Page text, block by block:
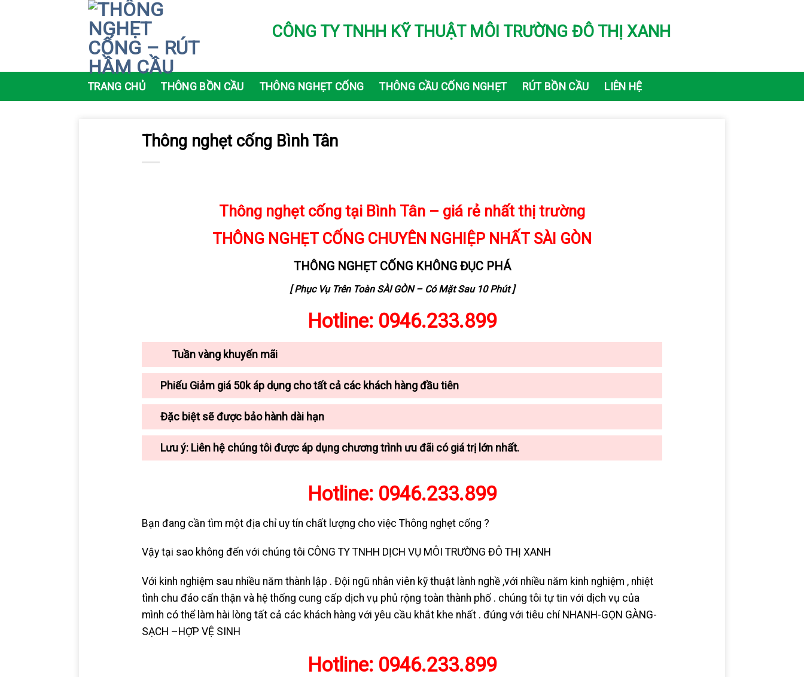
CÔNG TY TNHH KỸ THUẬT MÔI TRƯỜNG ĐÔ THỊ XANH
TRANG CHỦ THÔNG BỒN CẦU THÔNG NGHẸT CỐNG THÔNG CẦU CỐNG NGHẸT RÚT BỒN CẦU LIÊN HỆ
Thông nghẹt cống Bình Tân
Thông nghẹt cống tại Bình Tân – giá rẻ nhất thị trường
THÔNG NGHẸT CỐNG CHUYÊN NGHIỆP NHẤT SÀI GÒN
THÔNG NGHẸT CỐNG KHÔNG ĐỤC PHÁ
[ Phục Vụ Trên Toàn SÀI GÒN – Có Mặt Sau 10 Phút ]
Hotline: 0946.233.899
Tuần vàng khuyến mãi
Phiếu Giảm giá 50k áp dụng cho tất cả các khách hàng đầu tiên
Đặc biệt sẽ được bảo hành dài hạn
Lưu ý: Liên hệ chúng tôi được áp dụng chương trình ưu đãi có giá trị lớn nhất.
Hotline: 0946.233.899
Bạn đang cần tìm một địa chỉ uy tín chất lượng cho việc Thông nghẹt cống ?
Vậy tại sao không đến với chúng tôi CÔNG TY TNHH DỊCH VỤ MÔI TRƯỜNG ĐÔ THỊ XANH
Với kinh nghiệm sau nhiều năm thành lập . Đội ngũ nhân viên kỹ thuật lành nghề ,với nhiều năm kinh nghiệm , nhiệt
tình chu đáo cẩn thận và hệ thống cung cấp dịch vụ phủ rộng toàn thành phố . chúng tôi tự tin với dịch vụ của
mình có thể làm hài lòng tất cả các khách hàng với yêu cầu khắt khe nhất . đúng với tiêu chí NHANH-GỌN GÀNG-
SẠCH –HỢP VỆ SINH
Hotline: 0946.233.899